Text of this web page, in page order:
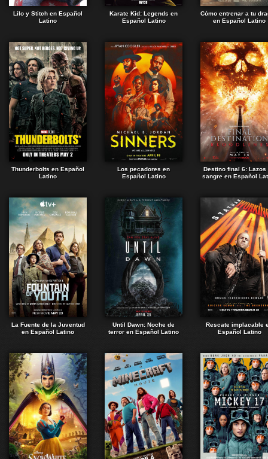
Lilo y Stitch en Español
Latino
Karate Kid: Legends en
Español Latino
Cómo entrenar a tu
en Español Latino
Thunderbolts en Español
Latino
Los pecadores en
Español Latino
Destino final 6: Lazos
sangre en Español
La Fuente de la Juventud
en Español Latino
Until Dawn: Noche de
terror en Español Latino
Rescate implacable
Español Latino